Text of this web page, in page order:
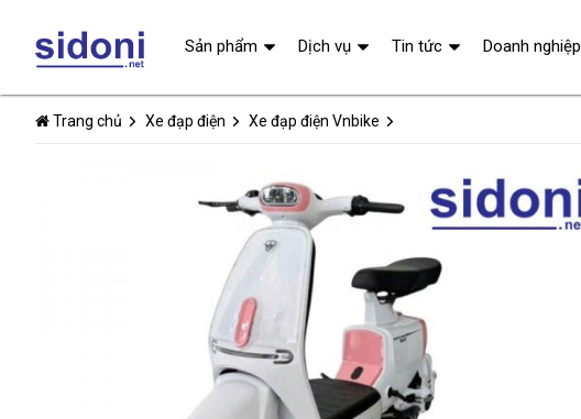
Trang chủ Xe đạp điện Xe đạp điện Vnbike
Sản phẩm Dịch vụ Tin tức Doanh nghiệp